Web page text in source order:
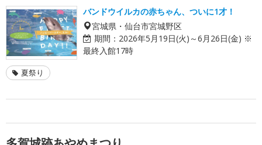
バンドウイルカの赤ちゃん、ついに1才！
宮城県・仙台市宮城野区
期間： 2026年5月19日(火)～6月26日(金) ※
最終入館17時
夏祭り